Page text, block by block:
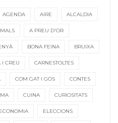
AGENDA AIRE ALCALDIA
A PREU D'OR
BONA FEINA BRUIXA
I CREU CARNESTOLTES
COM GAT I GOS CONTES
CUINA CURIOSITATS
ECONOMIA ELECCIONS